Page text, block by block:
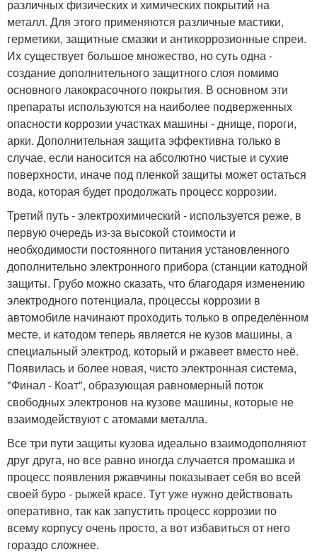
различных физических и химических покрытий на
металл. Для этого применяются различные мастики,
герметики, защитные смазки и антикоррозионные спреи.
Их существует большое множество, но суть одна -
создание дополнительного защитного слоя помимо
основного лакокрасочного покрытия. В основном эти
препараты используются на наиболее подверженных
опасности коррозии участках машины - днище, пороги,
арки. Дополнительная защита эффективна только в
случае, если наносится на абсолютно чистые и сухие
поверхности, иначе под пленкой защиты может остаться
вода, которая будет продолжать процесс коррозии.
Третий путь - электрохимический - используется реже, в
первую очередь из-за высокой стоимости и
необходимости постоянного питания установленного
дополнительно электронного прибора (станции катодной
защиты. Грубо можно сказать, что благодаря изменению
электродного потенциала, процессы коррозии в
автомобиле начинают проходить только в определённом
месте, и катодом теперь является не кузов машины, а
специальный электрод, который и ржавеет вместо неё.
Появилась и более новая, чисто электронная система,
"Финал - Коат", образующая равномерный поток
свободных электронов на кузове машины, которые не
взаимодействуют с атомами металла.
Все три пути защиты кузова идеально взаимодополняют
друг друга, но все равно иногда случается промашка и
процесс появления ржавчины показывает себя во всей
своей буро - рыжей красе. Тут уже нужно действовать
оперативно, так как запустить процесс коррозии по
всему корпусу очень просто, а вот избавиться от него
гораздо сложнее.